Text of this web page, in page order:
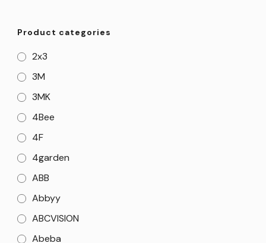
Product categories
2x3
3M
3MK
4Bee
4F
4garden
ABB
Abbyy
ABCVISION
Abeba